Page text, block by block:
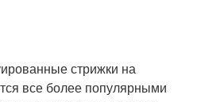
стрижки на
все более популярными